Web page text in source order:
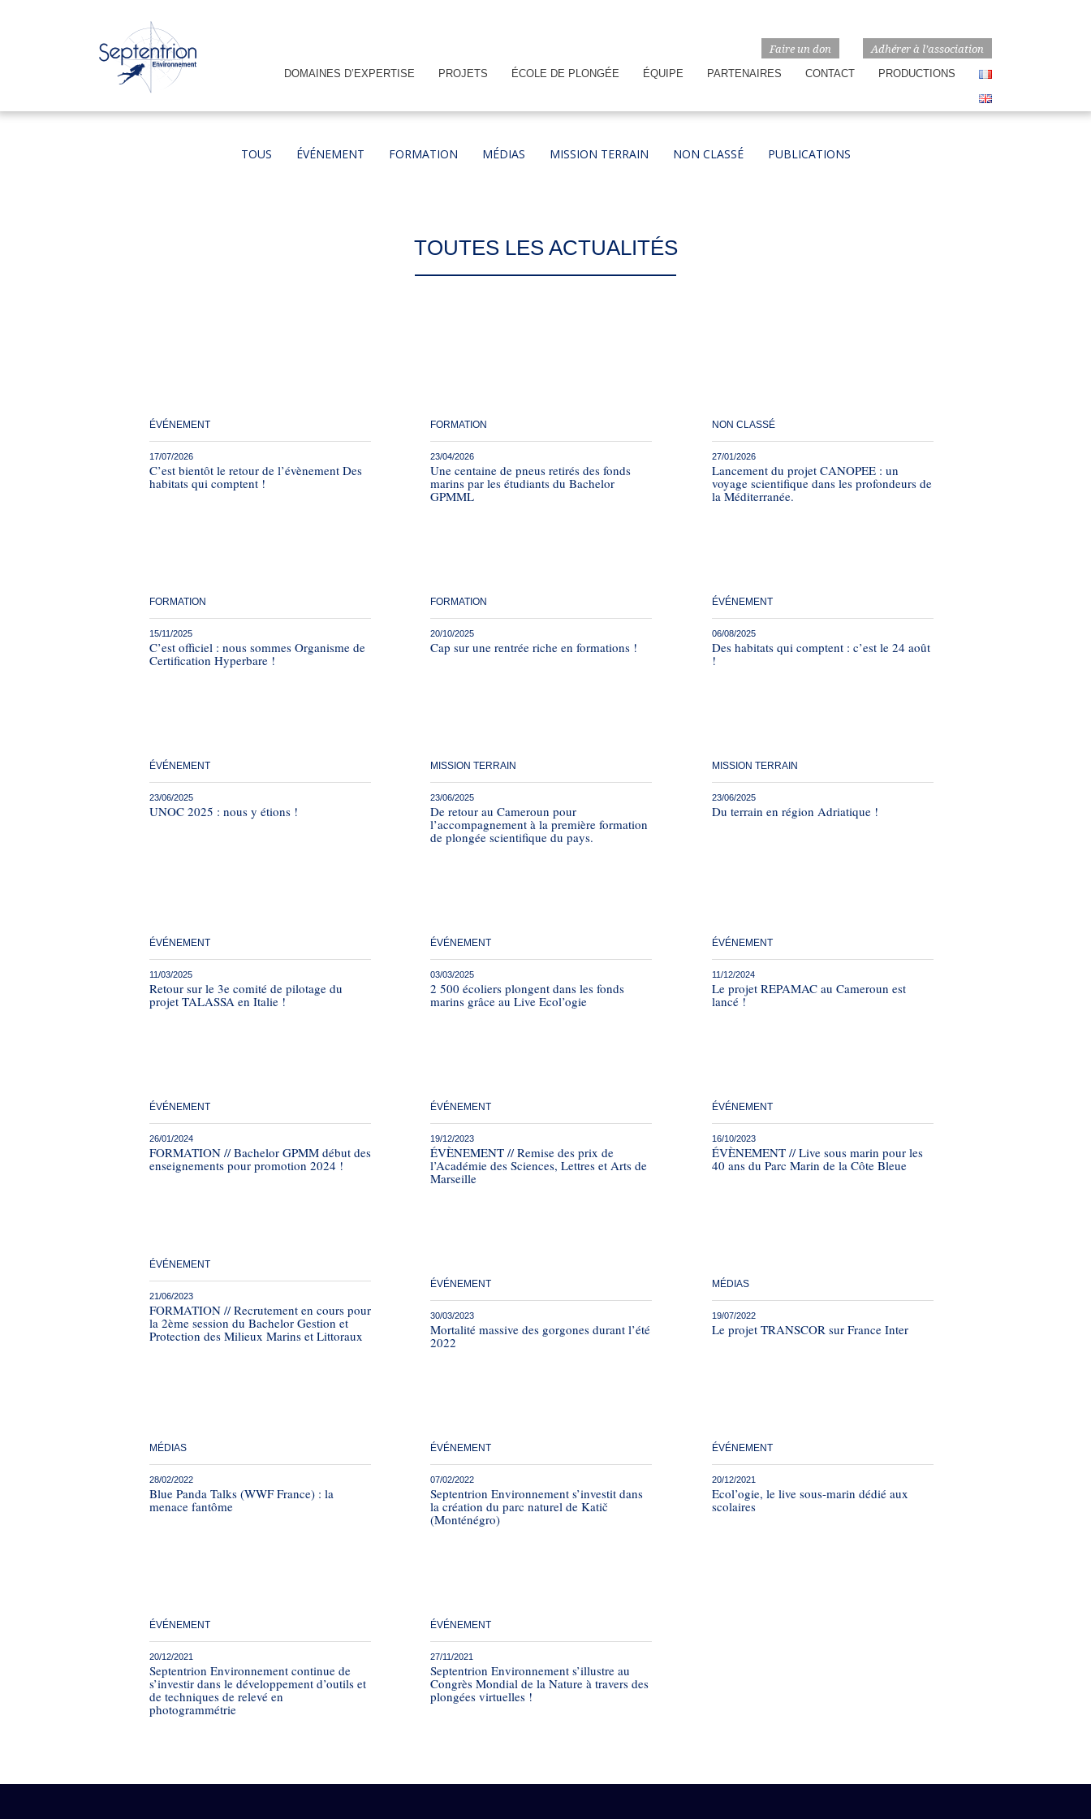
Faire un don Adhérer à l’association
DOMAINES D’EXPERTISE PROJETS ÉCOLE DE PLONGÉE ÉQUIPE PARTENAIRES CONTACT PRODUCTIONS
TOUTES LES ACTUALITÉS
TOUS ÉVÉNEMENT FORMATION MÉDIAS MISSION TERRAIN NON CLASSÉ PUBLICATIONS
ÉVÉNEMENT
17/07/2026
C’est bientôt le retour de l’évènement Des
habitats qui comptent !
FORMATION
23/04/2026
Une centaine de pneus retirés des fonds
marins par les étudiants du Bachelor
GPMML
NON CLASSÉ
27/01/2026
Lancement du projet CANOPEE : un
voyage scientifique dans les profondeurs de
la Méditerranée.
FORMATION
15/11/2025
C’est officiel : nous sommes Organisme de
Certification Hyperbare !
FORMATION
20/10/2025
Cap sur une rentrée riche en formations !
ÉVÉNEMENT
06/08/2025
Des habitats qui comptent : c’est le 24 août
!
ÉVÉNEMENT
23/06/2025
UNOC 2025 : nous y étions !
MISSION TERRAIN
23/06/2025
De retour au Cameroun pour
l’accompagnement à la première formation
de plongée scientifique du pays.
MISSION TERRAIN
23/06/2025
Du terrain en région Adriatique !
ÉVÉNEMENT
11/03/2025
Retour sur le 3e comité de pilotage du
projet TALASSA en Italie !
ÉVÉNEMENT
03/03/2025
2 500 écoliers plongent dans les fonds
marins grâce au Live Ecol’ogie
ÉVÉNEMENT
11/12/2024
Le projet REPAMAC au Cameroun est
lancé !
ÉVÉNEMENT
26/01/2024
FORMATION // Bachelor GPMM début des
enseignements pour promotion 2024 !
ÉVÉNEMENT
19/12/2023
ÉVÈNEMENT // Remise des prix de
l’Académie des Sciences, Lettres et Arts de
Marseille
ÉVÉNEMENT
16/10/2023
ÉVÈNEMENT // Live sous marin pour les
40 ans du Parc Marin de la Côte Bleue
ÉVÉNEMENT
21/06/2023
FORMATION // Recrutement en cours pour
la 2ème session du Bachelor Gestion et
Protection des Milieux Marins et Littoraux
ÉVÉNEMENT
30/03/2023
Mortalité massive des gorgones durant l’été
2022
MÉDIAS
19/07/2022
Le projet TRANSCOR sur France Inter
MÉDIAS
28/02/2022
Blue Panda Talks (WWF France) : la
menace fantôme
ÉVÉNEMENT
07/02/2022
Septentrion Environnement s’investit dans
la création du parc naturel de Katič
(Monténégro)
ÉVÉNEMENT
20/12/2021
Ecol’ogie, le live sous-marin dédié aux
scolaires
ÉVÉNEMENT
20/12/2021
Septentrion Environnement continue de
s’investir dans le développement d’outils et
de techniques de relevé en
photogrammétrie
ÉVÉNEMENT
27/11/2021
Septentrion Environnement s’illustre au
Congrès Mondial de la Nature à travers des
plongées virtuelles !